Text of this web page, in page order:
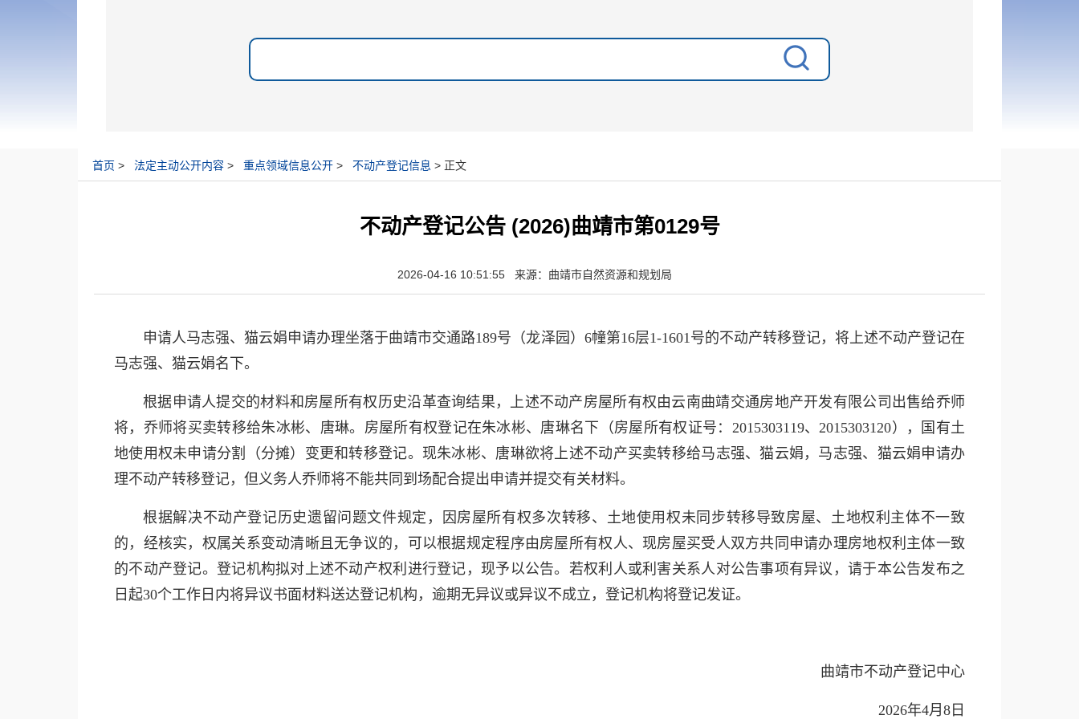
首页 > 法定主动公开内容 > 重点领域信息公开 > 不动产登记信息 > 正文
不动产登记公告 (2026)曲靖市第0129号
2026-04-16 10:51:55 来源：曲靖市自然资源和规划局
申请人马志强、猫云娟申请办理坐落于曲靖市交通路189号（龙泽园）6幢第16层1-1601号的不动产转移登记，将上述不动产登记在
马志强、猫云娟名下。
根据申请人提交的材料和房屋所有权历史沿革查询结果，上述不动产房屋所有权由云南曲靖交通房地产开发有限公司出售给乔师
将，乔师将买卖转移给朱冰彬、唐琳。房屋所有权登记在朱冰彬、唐琳名下（房屋所有权证号：2015303119、2015303120），国有土
地使用权未申请分割（分摊）变更和转移登记。现朱冰彬、唐琳欲将上述不动产买卖转移给马志强、猫云娟，马志强、猫云娟申请办
理不动产转移登记，但义务人乔师将不能共同到场配合提出申请并提交有关材料。
根据解决不动产登记历史遗留问题文件规定，因房屋所有权多次转移、土地使用权未同步转移导致房屋、土地权利主体不一致
的，经核实，权属关系变动清晰且无争议的，可以根据规定程序由房屋所有权人、现房屋买受人双方共同申请办理房地权利主体一致
的不动产登记。登记机构拟对上述不动产权利进行登记，现予以公告。若权利人或利害关系人对公告事项有异议，请于本公告发布之
日起30个工作日内将异议书面材料送达登记机构，逾期无异议或异议不成立，登记机构将登记发证。
曲靖市不动产登记中心
2026年4月8日